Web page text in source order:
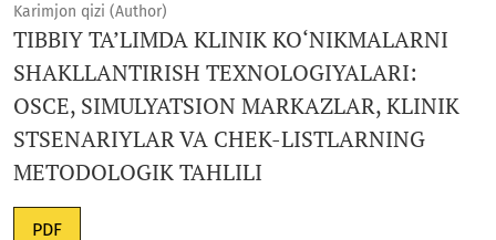
Karimjon qizi (Author)
TIBBIY TA’LIMDA KLINIK KO‘NIKMALARNI
SHAKLLANTIRISH TEXNOLOGIYALARI:
OSCE, SIMULYATSION MARKAZLAR, KLINIK
STSENARIYLAR VA CHEK-LISTLARNING
METODOLOGIK TAHLILI
PDF